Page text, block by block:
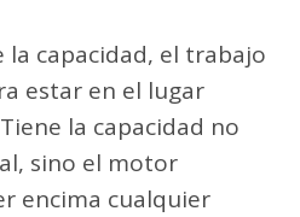
la capacidad, el trabajo
estar en el lugar
la capacidad no
sino el motor
encima cualquier